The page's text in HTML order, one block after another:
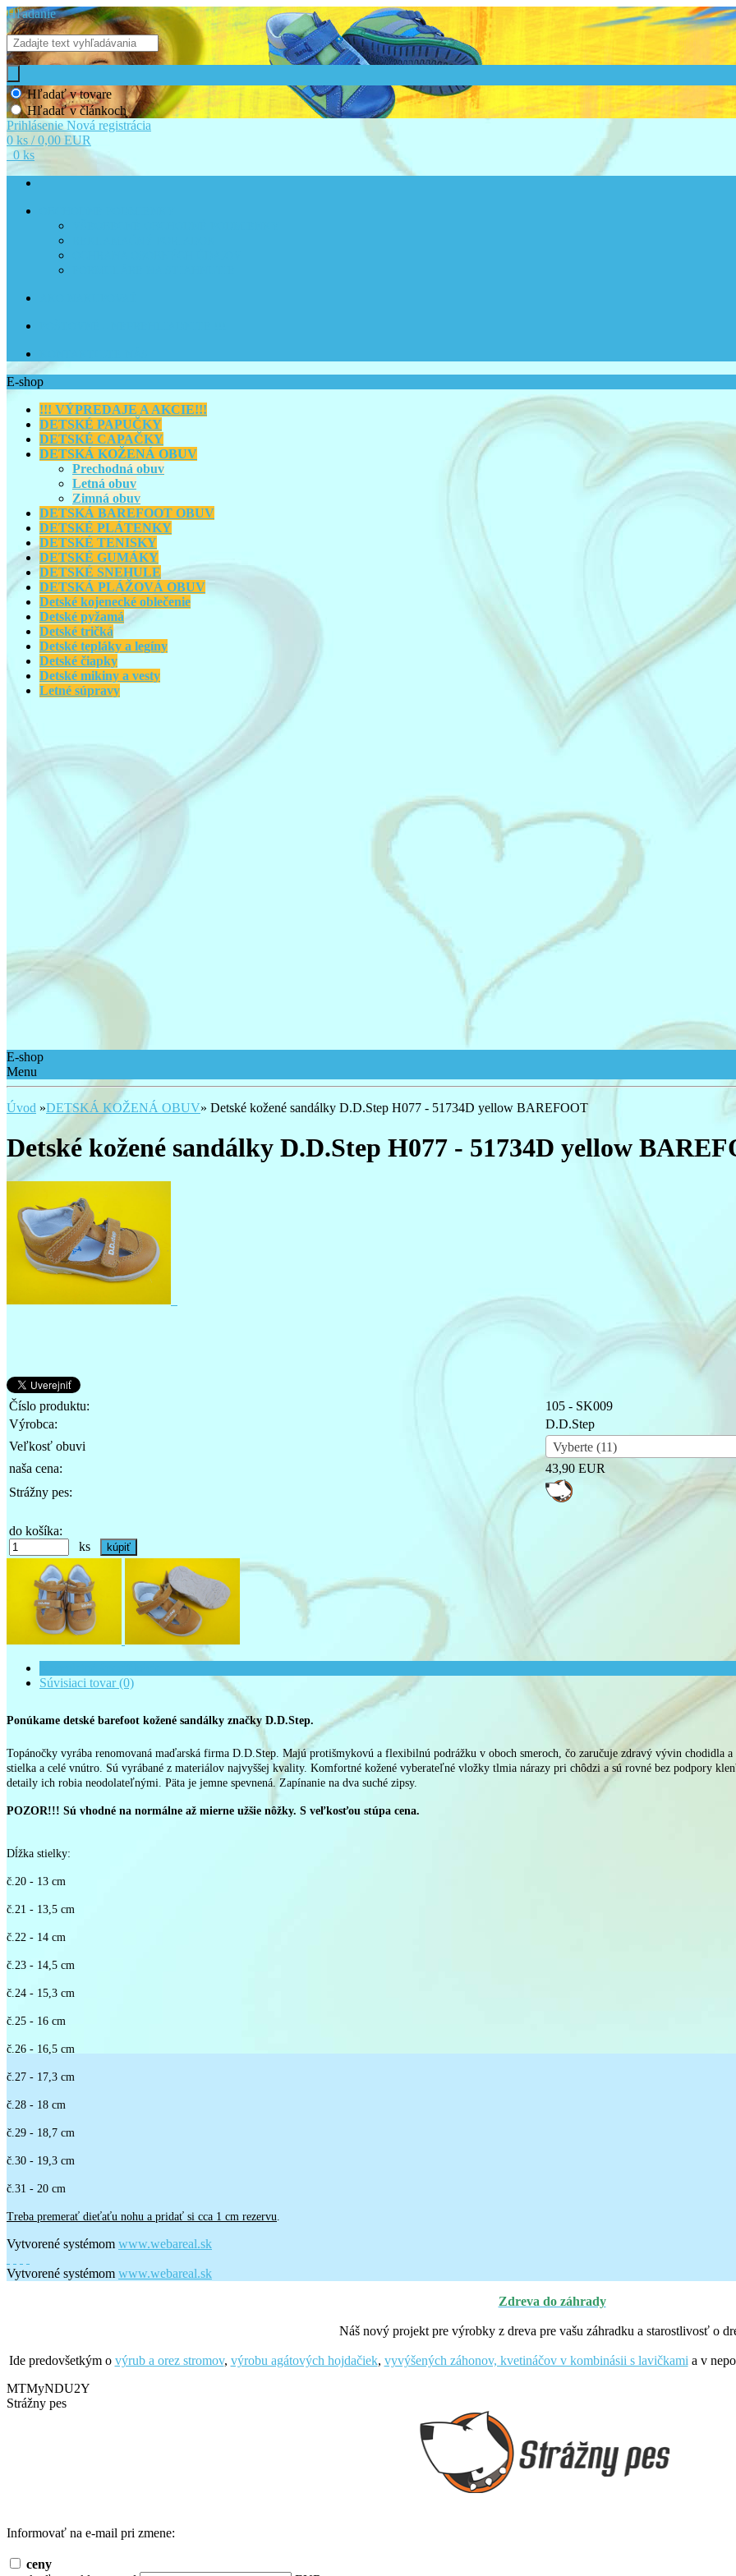
Hľadanie
Hľadať v tovare
Hľadať v článkoch
Prihlásenie Nová registrácia
0 ks / 0,00 EUR
0 ks
E-shop
!!! VÝPREDAJE A AKCIE!!!
DETSKÉ PAPUČKY
DETSKÉ CAPAČKY
DETSKÁ KOŽENÁ OBUV
Prechodná obuv
Letná obuv
Zimná obuv
DETSKÁ BAREFOOT OBUV
DETSKÉ PLÁTENKY
DETSKÉ TENISKY
DETSKÉ GUMÁKY
DETSKÉ SNEHULE
DETSKÁ PLÁŽOVÁ OBUV
Detské kojenecké oblečenie
Detské pyžamá
Detské tričká
Detské tepláky a legíny
Detské čiapky
Detské mikiny a vesty
Letné súpravy
E-shop
Menu
Úvod »DETSKÁ KOŽENÁ OBUV» Detské kožené sandálky D.D.Step H077 - 51734D yellow BAREFOOT
Detské kožené sandálky D.D.Step H077 - 51734D yellow
Číslo produktu:
105 - SK009
Výrobca:
D.D.Step
Veľkosť obuvi
Vyberte (11)
naša cena:
43,90 EUR
Strážny pes:
do košíka:
ks
Súvisiaci tovar (0)
Ponúkame detské barefoot kožené sandálky značky D.D.Step.
Topánočky vyrába renomovaná maďarská firma D.D.Step. Majú protišmykovú a flexibilnú podrážku v oboch smeroch, čo zaručuje zdravý vývin chodidla
stielka a celé vnútro. Sú vyrábané z materiálov najvyššej kvality. Komfortné kožené vyberateľné vložky tlmia nárazy pri chôdzi a sú rovné bez podpory
detaily ich robia neodolateľnými. Päta je jemne spevnená. Zapínanie na dva suché zipsy.
POZOR!!! Sú vhodné na normálne až mierne užšie nôžky. S veľkosťou stúpa cena.
Dĺžka stielky:
č.20 - 13 cm
č.21 - 13,5 cm
č.22 - 14 cm
č.23 - 14,5 cm
č.24 - 15,3 cm
č.25 - 16 cm
č.26 - 16,5 cm
č.27 - 17,3 cm
č.28 - 18 cm
č.29 - 18,7 cm
č.30 - 19,3 cm
č.31 - 20 cm
Treba premerať dieťaťu nohu a pridať si cca 1 cm rezervu
Vytvorené systémom www.webareal.sk
Vytvorené systémom www.webareal.sk
Zdreva do záhrady
Náš nový projekt pre výrobky z dreva pre vašu záhradku a starostlivosť o
Ide predovšetkým o výrub a orez stromov, výrobu agátových hojdačiek, vyvýšených záhonov, kvetináčov v kombinásii s lavičkami a v
MTMyNDU2Y
Strážny pes
Informovať na e-mail pri zmene:
ceny